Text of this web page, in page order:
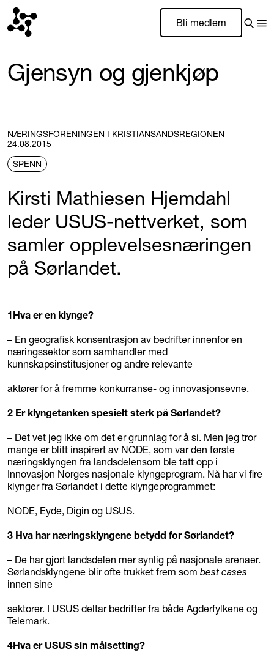
Bli medlem
Gjensyn og gjenkjøp
NÆRINGSFORENINGEN I KRISTIANSANDSREGIONEN
24.08.2015
SPENN
Kirsti Mathiesen Hjemdahl
leder USUS-nettverket, som
samler opplevelsesnæringen
på Sørlandet.
1Hva er en klynge?
– En geografisk konsentrasjon av bedrifter innenfor en
næringssektor som samhandler med
kunnskapsinstitusjoner og andre relevante
aktører for å fremme konkurranse- og innovasjonsevne.
2 Er klyngetanken spesielt sterk på Sørlandet?
– Det vet jeg ikke om det er grunnlag for å si. Men jeg tror
mange er blitt inspirert av NODE, som var den første
næringsklyngen fra landsdelensom ble tatt opp i
Innovasjon Norges nasjonale klyngeprogram. Nå har vi fire
klynger fra Sørlandet i dette klyngeprogrammet:
NODE, Eyde, Digin og USUS.
3 Hva har næringsklyngene betydd for Sørlandet?
– De har gjort landsdelen mer synlig på nasjonale arenaer.
Sørlandsklyngene blir ofte trukket frem som best cases
innen sine
sektorer. I USUS deltar bedrifter fra både Agderfylkene og
Telemark.
4Hva er USUS sin målsetting?